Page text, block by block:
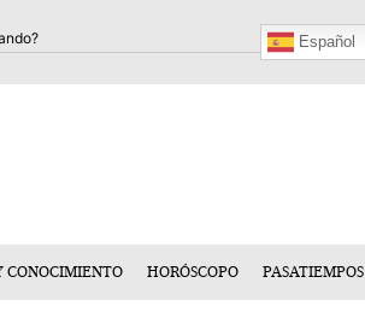
Español
CONOCIMIENTO HORÓSCOPO PASATIEMPOS